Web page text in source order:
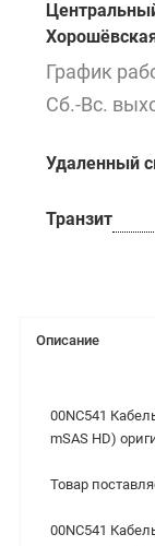
График
Сб.-Вс.
Удаленный
Транзит
Описание
00NC541
mSAS HD)
Товар
00NC541